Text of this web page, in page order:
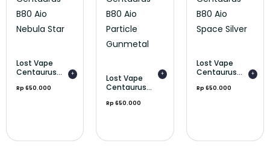
Lost Vape
Centaurus...
Rp 650.000
+
Lost Vape
Centaurus...
Rp 650.000
+
Lost Vape
Centaurus...
Rp 650.000
+